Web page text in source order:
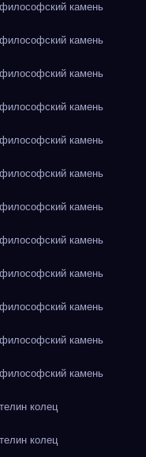
камень
камень
камень
камень
камень
камень
камень
камень
камень
камень
камень
камень
колец
колец